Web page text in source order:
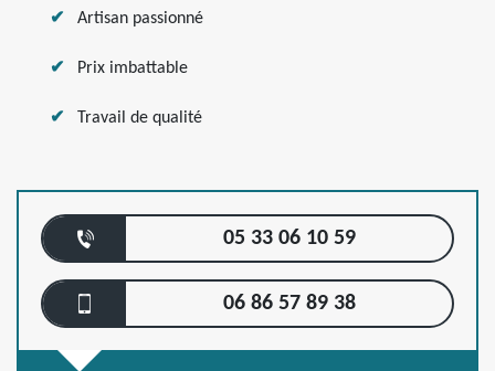
Artisan passionné
Prix imbattable
Travail de qualité
05 33 06 10 59
06 86 57 89 38